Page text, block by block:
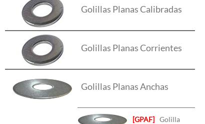
Golillas Planas Calibradas
Golillas Planas Corrientes
Golillas Planas Anchas
[GPAF] Golilla